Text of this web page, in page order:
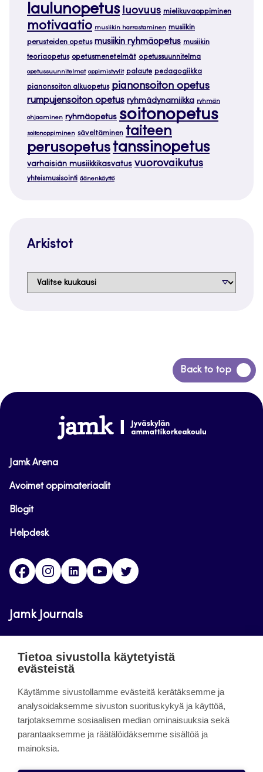
laulunopetus luovuus mielikuvaoppiminen
motivaatio musiikin harrastaminen musiikin
perusteiden opetus musiikin ryhmäopetus musiikin
teoriaopetus opetusmenetelmät opetussuunnitelma
opetussuunnitelmat oppimistyylit palaute pedagogiikka
pianonsoiton alkuopetus pianonsoiton opetus
rumpujensoiton opetus ryhmädynamiikka ryhmän
ohjaaminen ryhmäopetus soitonopetus
soitonoppiminen säveltäminen taiteen
perusopetus tanssinopetus
varhaisiän musiikkikasvatus vuorovaikutus
yhteismusisointi äänenkäyttö
Arkistot
Arkistot
Back to top
Siirry
takaisin
www.jamk.fi
Jamk Arena
Avoimet oppimateriaalit
Blogit
Helpdesk
FacebookInstagram
LinkedInYoutube
Jamk Journals
luettavissa. Verkkolehtien tarkoituksena on tukea
innovaatiotoimintaa.
About the site
Jamkin verkkolehdet
Tietoa sivustolla käytetyistä
evästeistä
Käytämme sivustollamme evästeitä kerätäksemme ja
analysoidaksemme sivuston suorituskykyä ja käyttöä,
tarjotaksemme sosiaalisen median ominaisuuksia sekä
parantaaksemme ja räätälöidäksemme sisältöä ja
mainoksia.